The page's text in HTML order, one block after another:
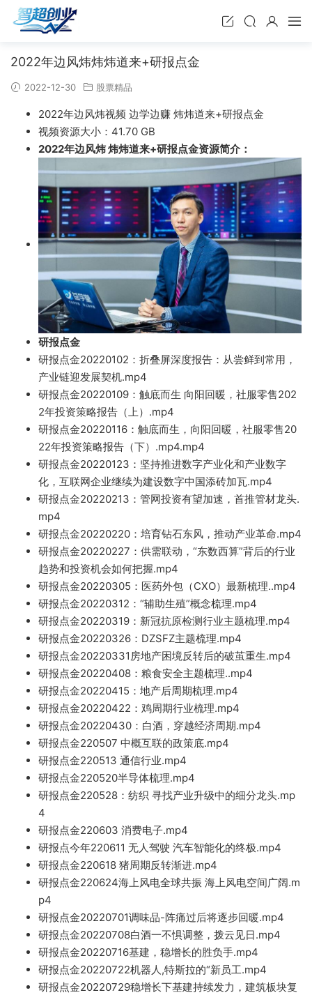
2022年边风炜炜炜道来+研报点金
2022-12-30 股票精品
2022年边风炜视频 边学边赚 炜炜道来+研报点金
视频资源大小：41.70 GB
2022年边风炜 炜炜道来+研报点金资源简介：
研报点金
研报点金20220102：折叠屏深度报告： 从尝鲜到常用，
产业链迎发展契机.mp4
研报点金20220109：触底而生 向阳回暖，社服零售202
2年投资策略报告（上）.mp4
研报点金20220116：触底而生，向阳回暖，社服零售20
22年投资策略报告（下）.mp4.mp4
研报点金20220123：坚持推进数字产业化和产业数字
化，互联网企业继续为建设数字中国添砖加瓦.mp4
研报点金20220213 ：管网投资有望加速，首推管材龙头.
mp4
研报点金20220220：培育钻石东风， 推动产业革命.mp4
研报点金20220227：供需联动，“东数西算”背后的行业
趋势和投资机会如何把握.mp4
研报点金20220305：医药外包（CXO）最新梳理..mp4
研报点金20220312 ： “辅助生殖”概念梳理.mp4
研报点金20220319：新冠抗原检测行业主题梳理.mp4
研报点金20220326：DZSFZ主题梳理.mp4
研报点金20220331房地产困境反转后的破茧重生.mp4
研报点金20220408：粮食安全主题梳理..mp4
研报点金20220415：地产后周期梳理.mp4
研报点金20220422：鸡周期行业梳理.mp4
研报点金20220430：白酒 ，穿越经济周期.mp4
研报点金220507 中概互联的政策底.mp4
研报点金220513 通信行业.mp4
研报点金220520半导体梳理.mp4
研报点金220528：纺织 寻找产业升级中的细分龙头.mp
4
研报点金220603 消费电子.mp4
研报点今年220611 无人驾驶 汽车智能化的终极.mp4
研报点金220618 猪周期反转渐进.mp4
研报点金220624海上风电全球共振 海上风电空间广阔.m
p4
研报点金20220701调味品-阵痛过后将逐步回暖.mp4
研报点金20220708白酒一不惧调整，拨云见日.mp4
研报点金20220716基建，稳增长的胜负手.mp4
研报点金20220722机器人,特斯拉的“新员工.mp4
研报点金20220729稳增长下基建持续发力，建筑板块复